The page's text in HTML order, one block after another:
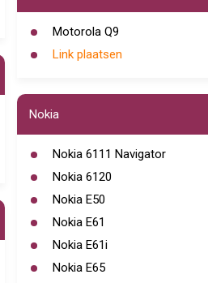
Motorola Q9
Link plaatsen
Nokia
Nokia 6111 Navigator
Nokia 6120
Nokia E50
Nokia E61
Nokia E61i
Nokia E65